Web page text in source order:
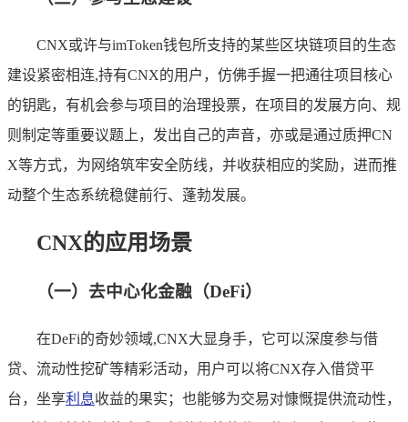
CNX或许与imToken钱包所支持的某些区块链项目的生态
建设紧密相连,持有CNX的用户，仿佛手握一把通往项目核心
的钥匙，有机会参与项目的治理投票，在项目的发展方向、规
则制定等重要议题上，发出自己的声音，亦或是通过质押CN
X等方式，为网络筑牢安全防线，并收获相应的奖励，进而推
动整个生态系统稳健前行、蓬勃发展。
CNX的应用场景
（一）去中心化金融（DeFi）
在DeFi的奇妙领域,CNX大显身手，它可以深度参与借
贷、流动性挖矿等精彩活动，用户可以将CNX存入借贷平
台，坐享利息收益的果实；也能够为交易对慷慨提供流动性，